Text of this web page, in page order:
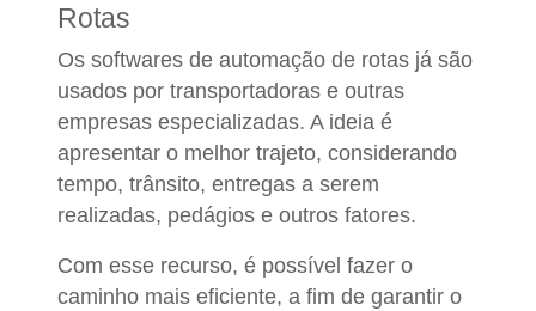
Rotas
Os softwares de automação de rotas já são
usados por transportadoras e outras
empresas especializadas. A ideia é
apresentar o melhor trajeto, considerando
tempo, trânsito, entregas a serem
realizadas, pedágios e outros fatores.
Com esse recurso, é possível fazer o
caminho mais eficiente, a fim de garantir o